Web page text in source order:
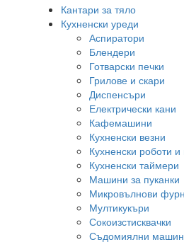
Кантари за тяло
Кухненски уреди
Аспиратори
Блендери
Готварски печки
Грилове и скари
Диспенсъри
Електрически кани
Кафемашини
Кухненски везни
Кухненски роботи
Кухненски таймери
Машини за пуканки
Микровълнови
Мултикукъри
Сокоизстисквачки
Съдомиялни